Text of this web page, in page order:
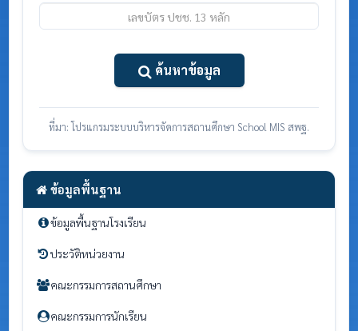
ข้อมูลพื้นฐาน
ข้อมูลพื้นฐานโรงเรียน
ประวัติหน่วยงาน
คณะกรรมการสถานศึกษา
คณะกรรมการนักเรียน
ค้นหาข้อมูล
ที่มา: โปรแกรมระบบบริหารจัดการสถานศึกษา School MIS สพฐ.